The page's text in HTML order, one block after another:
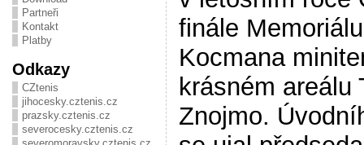
Partneři
Kontakt
Platby
Odkazy
CZtenis
jihocesky.cztenis.cz
prazsky.cztenis.cz
severocesky.cztenis.cz
finále
Kocmana
krásném areálu
Znojmo.